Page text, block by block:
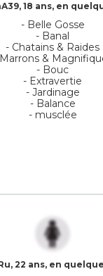
18 ans, en
- Belle Gosse
- Banal
- Chatains & Raides
&
- Bouc
- Extravertie
- Jardinage
- Balance
- musclée
22 ans, en